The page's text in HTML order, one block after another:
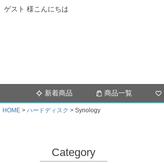
ゲスト 様こんにちは
新着商品 商品一覧
HOME ハードディスク Synology
Category